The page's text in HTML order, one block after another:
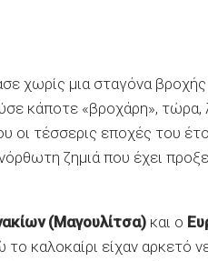
χωρίς μια σταγόνα βροχής
κάποτε «βροχάρη», τώρα,
οι τέσσερις εποχές του
ζημιά που έχει
(Μαγουλίτσα) και ο
καλοκαίρι είχαν αρκετό